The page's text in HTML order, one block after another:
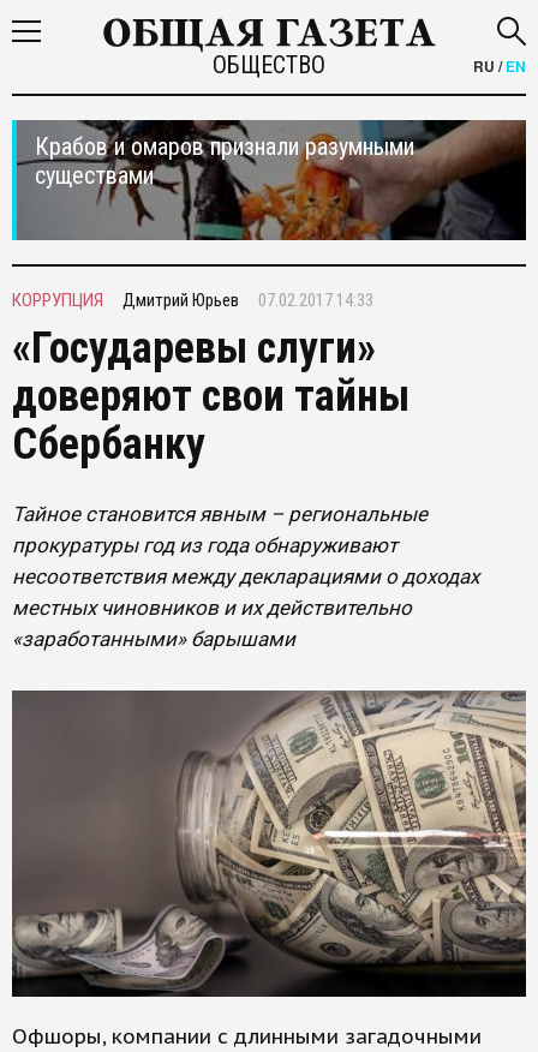
ОБЩЕСТВО RU /EN
Крабов и омаров признали разумными
существами
КОРРУПЦИЯ Дмитрий Юрьев 07.02.2017 14:33
«Государевы слуги»
доверяют свои тайны
Сбербанку
Тайное становится явным – региональные
прокуратуры год из года обнаруживают
несоответствия между декларациями о доходах
местных чиновников и их действительно
«заработанными» барышами
Офшоры, компании с длинными загадочными